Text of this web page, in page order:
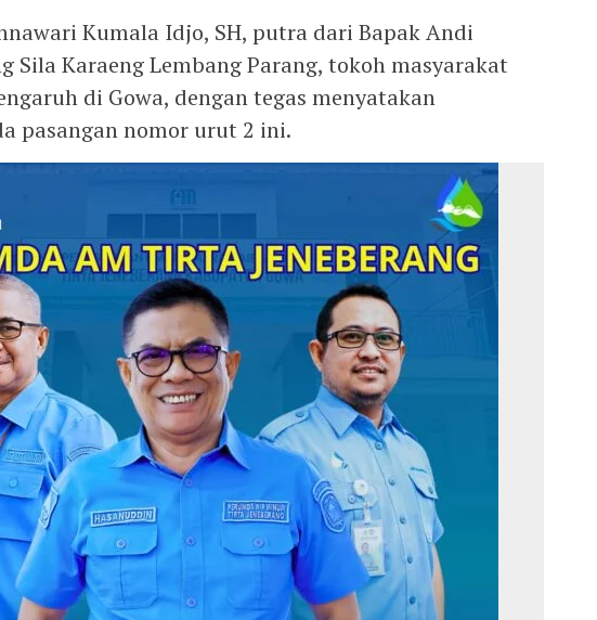
Kumala Idjo, SH, putra dari Bapak Andi
Sila Karaeng Lembang Parang, tokoh masyarakat
di Gowa, dengan tegas menyatakan
pasangan nomor urut 2 ini.